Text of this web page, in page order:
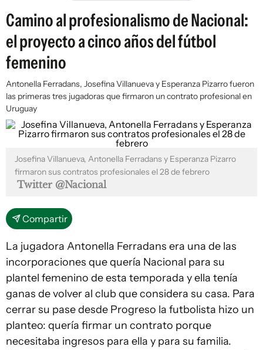
Camino al profesionalismo de Nacional:
el proyecto a cinco años del fútbol
femenino
Antonella Ferradans, Josefina Villanueva y Esperanza Pizarro fueron
las primeras tres jugadoras que firmaron un contrato profesional en
Uruguay
Josefina Villanueva, Antonella Ferradans y Esperanza Pizarro
firmaron sus contratos profesionales el 28 de febrero
Twitter @Nacional
Compartir
La jugadora Antonella Ferradans era una de las
incorporaciones que quería Nacional para su
plantel femenino de esta temporada y ella tenía
ganas de volver al club que considera su casa. Para
cerrar su pase desde Progreso la futbolista hizo un
planteo: quería firmar un contrato porque
necesitaba ingresos para ella y para su familia.